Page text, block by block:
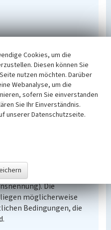
unter der freien
Die
möglicherweise
Bedingungen, die
Cookies, um die
Diesen können Sie
nutzen möchten. Darüber
Webanalyse, um die
sofern Sie einverstanden
Sie Ihr Einverständnis.
unserer Datenschutzseite.